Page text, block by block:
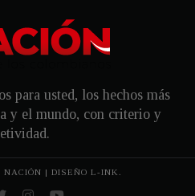
para usted, los hechos más
y el mundo, con criterio y
| DISEÑO L-INK.